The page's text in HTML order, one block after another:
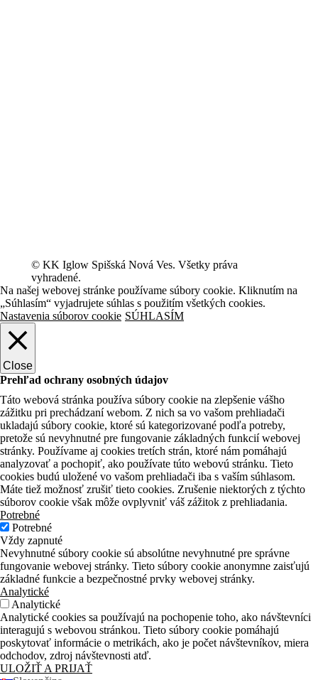
© KK Iglow Spišská Nová Ves. Všetky práva
vyhradené.
Na našej webovej stránke používame súbory cookie. Kliknutím na
„Súhlasím“ vyjadrujete súhlas s použitím všetkých cookies.
Nastavenia súborov cookie SÚHLASÍM
Close
Prehľad ochrany osobných údajov
Táto webová stránka používa súbory cookie na zlepšenie vášho
zážitku pri prechádzaní webom. Z nich sa vo vašom prehliadači
ukladajú súbory cookie, ktoré sú kategorizované podľa potreby,
pretože sú nevyhnutné pre fungovanie základných funkcií webovej
stránky. Používame aj cookies tretích strán, ktoré nám pomáhajú
analyzovať a pochopiť, ako používate túto webovú stránku. Tieto
cookies budú uložené vo vašom prehliadači iba s vaším súhlasom.
Máte tiež možnosť zrušiť tieto cookies. Zrušenie niektorých z týchto
súborov cookie však môže ovplyvniť váš zážitok z prehliadania.
Potrebné
Potrebné
Vždy zapnuté
Nevyhnutné súbory cookie sú absolútne nevyhnutné pre správne
fungovanie webovej stránky. Tieto súbory cookie anonymne zaisťujú
základné funkcie a bezpečnostné prvky webovej stránky.
Analytické
Analytické
Analytické cookies sa používajú na pochopenie toho, ako návštevníci
interagujú s webovou stránkou. Tieto súbory cookie pomáhajú
poskytovať informácie o metrikách, ako je počet návštevníkov, miera
odchodov, zdroj návštevnosti atď.
ULOŽIŤ A PRIJAŤ